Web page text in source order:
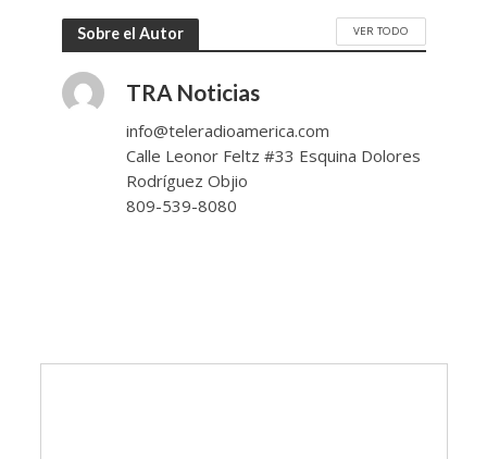
Sobre el Autor VER TODO
TRA Noticias
info@teleradioamerica.com
Calle Leonor Feltz #33 Esquina Dolores
Rodríguez Objio
809-539-8080